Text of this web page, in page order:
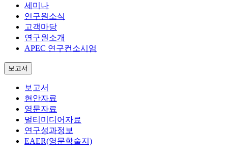
세미나
연구원소식
고객마당
연구원소개
APEC 연구컨소시엄
보고서
보고서
현안자료
영문자료
멀티미디어자료
연구성과정보
EAER(영문학술지)